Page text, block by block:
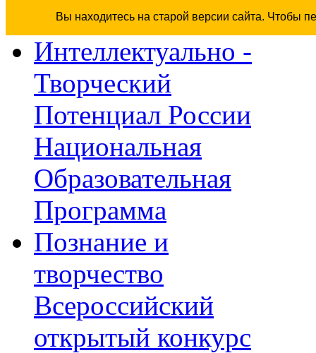
Вы находитесь на старой версии сайта. Чтобы
Интеллектуально -
Творческий
Потенциал России
Национальная
Образовательная
Программа
Познание и
творчество
Всероссийский
открытый конкурс